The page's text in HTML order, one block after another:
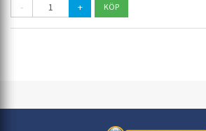
- +